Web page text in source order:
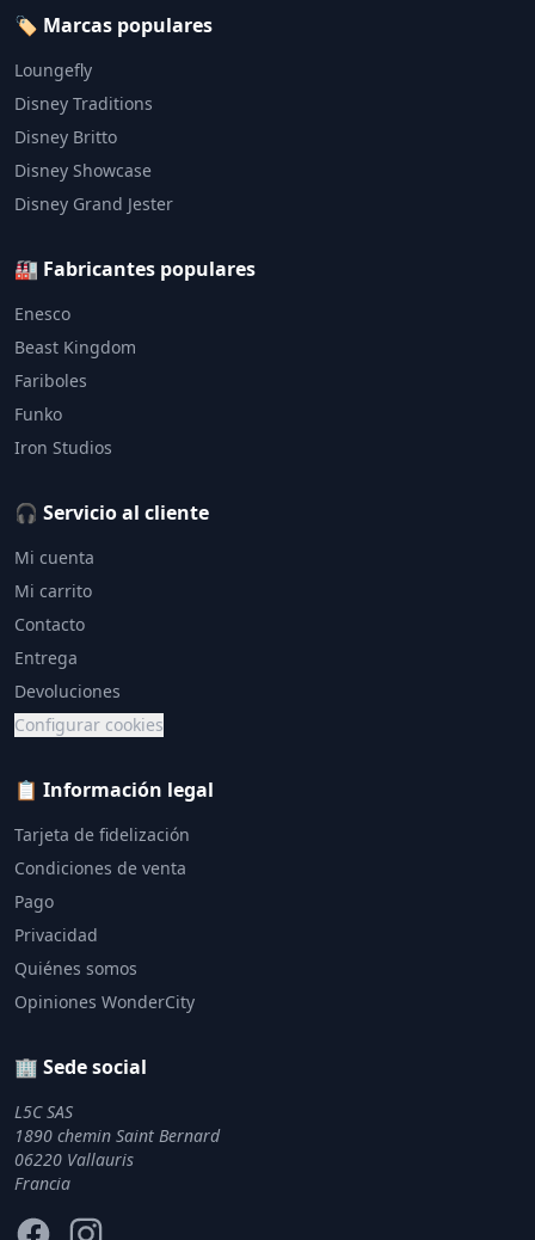
🏷️ Marcas populares
Loungefly
Disney Traditions
Disney Britto
Disney Showcase
Disney Grand Jester
🏭 Fabricantes populares
Enesco
Beast Kingdom
Fariboles
Funko
Iron Studios
🎧 Servicio al cliente
Mi cuenta
Mi carrito
Contacto
Entrega
Devoluciones
Configurar cookies
📋 Información legal
Tarjeta de fidelización
Condiciones de venta
Pago
Privacidad
Quiénes somos
Opiniones WonderCity
🏢 Sede social
L5C SAS
1890 chemin Saint Bernard
06220 Vallauris
Francia
FacebookInstagram